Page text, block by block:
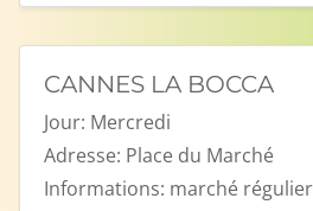
CANNES LA BOCCA
Jour: Mercredi
Adresse: Place du Marché
Informations: marché régulier